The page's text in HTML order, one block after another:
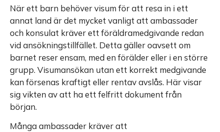
När ett barn behöver visum för att resa in i ett
annat land är det mycket vanligt att ambassader
och konsulat kräver ett föräldramedgivande redan
vid ansökningstillfället. Detta gäller oavsett om
barnet reser ensam, med en förälder eller i en större
grupp. Visumansökan utan ett korrekt medgivande
kan försenas kraftigt eller rentav avslås. Här visar
sig vikten av att ha ett felfritt dokument från
början.
Många ambassader kräver att